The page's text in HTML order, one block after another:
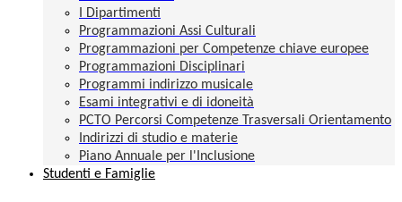
I Dipartimenti
Programmazioni Assi Culturali
Programmazioni per Competenze chiave europee
Programmazioni Disciplinari
Programmi indirizzo musicale
Esami integrativi e di idoneità
PCTO Percorsi Competenze Trasversali Orientamento
Indirizzi di studio e materie
Piano Annuale per l'Inclusione
Studenti e Famiglie